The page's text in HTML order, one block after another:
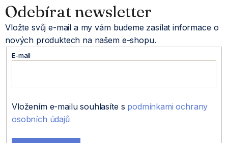
á
p
Odebírat newsletter
Vložte svůj e-mail a my vám budeme zasílat informace o
nových produktech na našem e-shopu.
E-mail
Vložením e-mailu souhlasíte s podmínkami ochrany
osobních údajů